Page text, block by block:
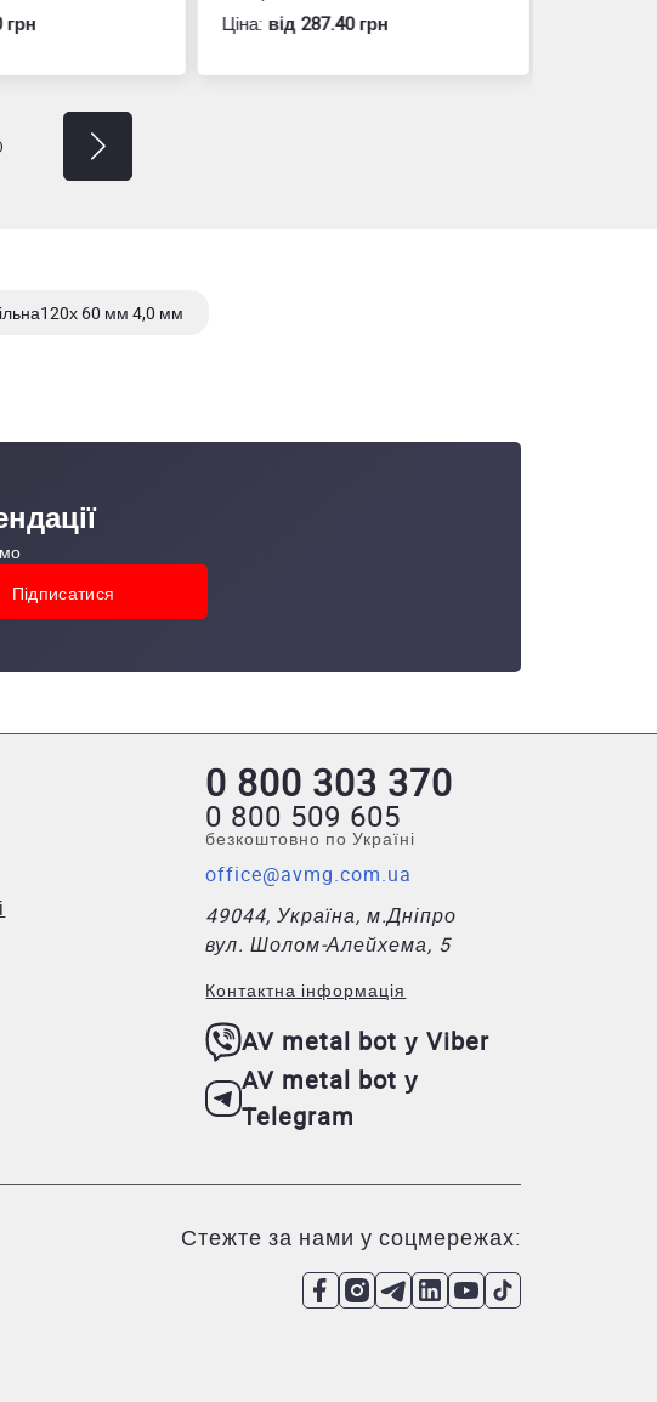
Ціна:вiд 287.40 грн
60 мм 4,0 мм
0 800 303 370
0 800 509 605
безкоштовно по Україні
office@avmg.com.ua
49044, Україна, м.Дніпро
вул. Шолом-Алейхема, 5
Контактна інформація
AV metal bot у Viber
AV metal bot у
Telegram
Стежте за нами у соцмережах: